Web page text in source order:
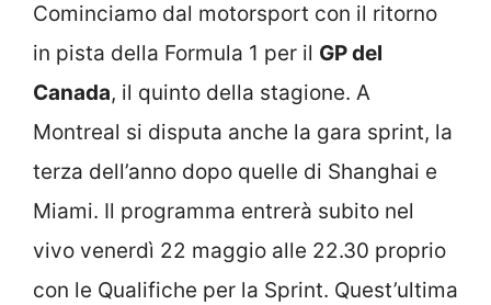
Cominciamo dal motorsport con il ritorno
in pista della Formula 1 per il GP del
Canada, il quinto della stagione. A
Montreal si disputa anche la gara sprint, la
terza dell’anno dopo quelle di Shanghai e
Miami. Il programma entrerà subito nel
vivo venerdì 22 maggio alle 22.30 proprio
con le Qualifiche per la Sprint. Quest’ultima